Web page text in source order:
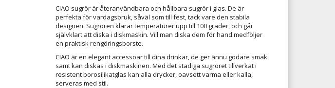
CIAO sugrör är återanvändbara och hållbara sugrör i glas. De är
perfekta för vardagsbruk, såväl som till fest, tack vare den stabila
designen. Sugrören klarar temperaturer upp till 100 grader, och går
självklart att diska i diskmaskin. Vill man diska dem för hand medföljer
en praktisk rengöringsborste.
CIAO är en elegant accessoar till dina drinkar, de ger ännu godare smak
samt kan diskas i diskmaskinen. Med det stadiga sugröret tillverkat i
resistent borosilikatglas kan alla drycker, oavsett varma eller kalla,
serveras med stil.